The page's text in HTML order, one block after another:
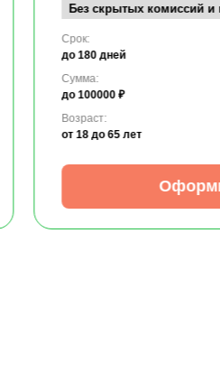
Без скрытых комиссий и
Срок:
до 180 дней
Сумма:
до 100000 ₽
Возраст:
от 18 до 65 лет